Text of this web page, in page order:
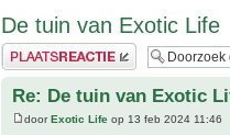
De tuin van Exotic Life
Plaats een reactie
Re: De tuin van Exotic
doorExotic Life op 13 feb 2024 11:46